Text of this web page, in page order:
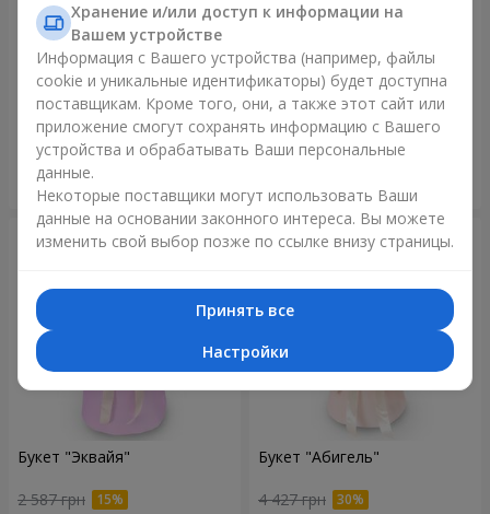
Букет "Kamaliya"
3 145 грн
Букет "Moon Dance"
2 570 грн
Букет "Эквайя"
2 587 грн
Букет "Абигель"
4 427 грн
Хранение и/или доступ к информации на
Вашем устройстве
Информация с Вашего устройства (например, файлы
cookie и уникальные идентификаторы) будет доступна
поставщикам. Кроме того, они, а также этот сайт или
приложение смогут сохранять информацию с Вашего
устройства и обрабатывать Ваши персональные
данные.
Некоторые поставщики могут использовать Ваши
данные на основании законного интереса. Вы можете
изменить свой выбор позже по ссылке внизу страницы.
Принять все
Настройки